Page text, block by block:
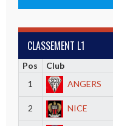
CLASSEMENT L1
Pos Club
1
ANGERS
2 NICE